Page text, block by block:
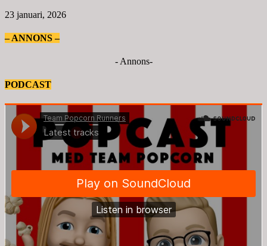
23 januari, 2026
– ANNONS –
- Annons-
PODCAST